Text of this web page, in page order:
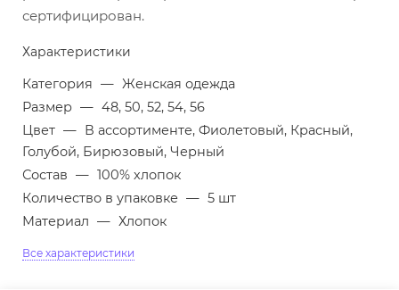
сертифицирован.
Характеристики
Категория — Женская одежда
Размер — 48, 50, 52, 54, 56
Цвет — В ассортименте, Фиолетовый, Красный,
Голубой, Бирюзовый, Черный
Состав — 100% хлопок
Количество в упаковке — 5 шт
Материал — Хлопок
Все характеристики